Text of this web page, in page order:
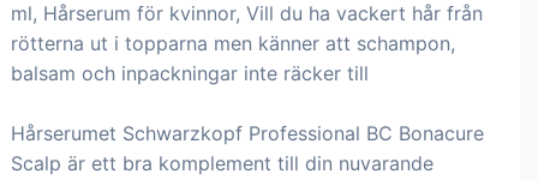
ml, Hårserum för kvinnor, Vill du ha vackert hår från
rötterna ut i topparna men känner att schampon,
balsam och inpackningar inte räcker till
Hårserumet Schwarzkopf Professional BC Bonacure
Scalp är ett bra komplement till din nuvarande